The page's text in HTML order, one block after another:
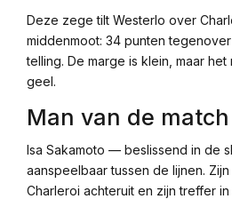
Deze zege tilt Westerlo over
middenmoot: 34 punten
telling. De marge is klein, maar het
geel.
Man van de match
Isa Sakamoto — beslissend in de
aanspeelbaar tussen de lijnen.
Charleroi achteruit en zijn treffer